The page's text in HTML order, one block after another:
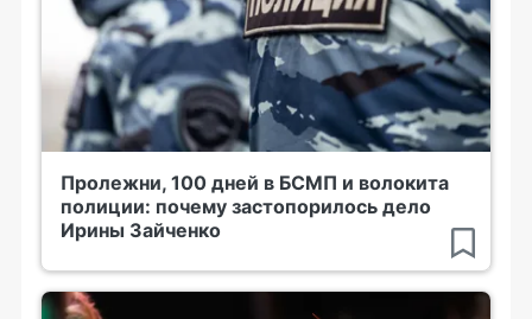
Пролежни, 100 дней в БСМП и волокита
полиции: почему застопорилось дело
Ирины Зайченко